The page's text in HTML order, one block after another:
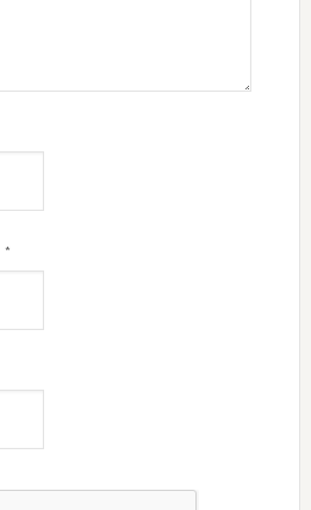
*